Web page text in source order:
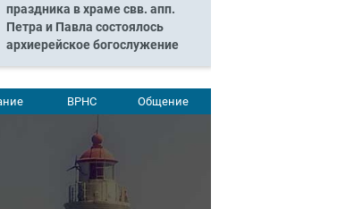
праздника в храме свв. апп.
Петра и Павла состоялось
архиерейское богослужение
ВРНС Общение